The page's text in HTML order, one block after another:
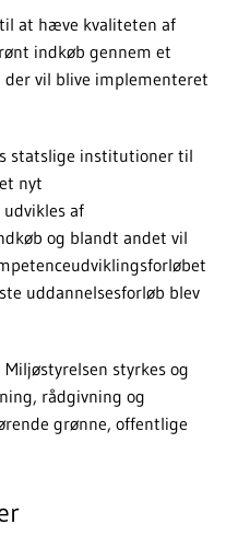
at hæve kvaliteten af
indkøb gennem et
vil blive implementeret
statslige institutioner til
nyt
af
og blandt andet vil
uddannelsesforløb blev
styrkes og
rådgivning og
grønne, offentlige